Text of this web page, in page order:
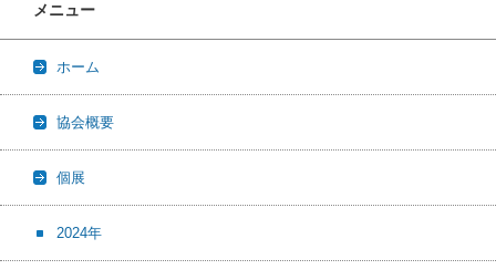
メニュー
ホーム
協会概要
個展
2024年